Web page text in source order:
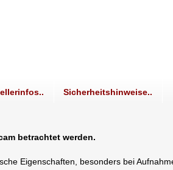
Sicherheitshinweise..
betrachtet werden.
Eigenschaften, besonders bei